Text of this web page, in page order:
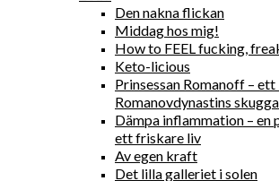
Den nakna flickan
Middag hos mig!
How to FEEL fucking,
Keto-licious
Prinsessan Romanoff – ett
Romanovdynastins skugga
Dämpa inflammation –
ett friskare liv
Av egen kraft
Det lilla galleriet i solen